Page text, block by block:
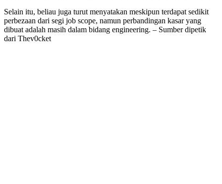
Selain itu, beliau juga turut menyatakan meskipun terdapat sedikit
perbezaan dari segi job scope, namun perbandingan kasar yang
dibuat adalah masih dalam bidang engineering. – Sumber dipetik
dari Thev0cket